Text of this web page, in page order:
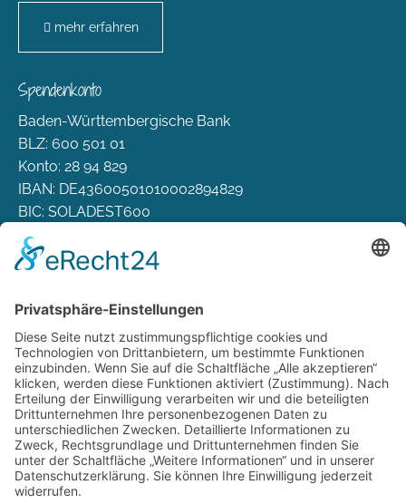
mehr erfahren
Spendenkonto
Baden-Württembergische Bank
BLZ: 600 501 01
Konto: 28 94 829
IBAN: DE43600501010002894829
BIC: SOLADEST600
Rechtliches
Versand & Lieferung
Widerrufsbelehrung
AGB
Datenschutz
Deutsch Österreich Schweiz